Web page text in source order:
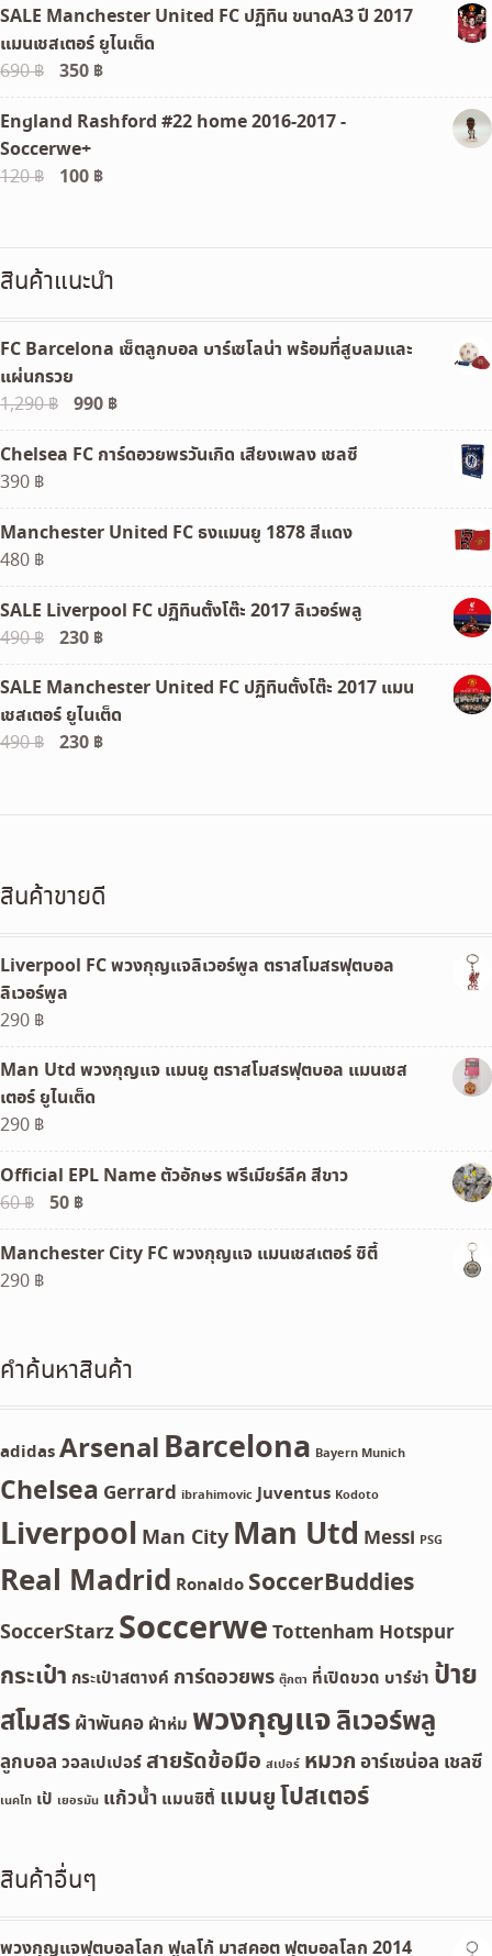
was:
690 ฿.
is:
350 ฿.
SALE Manchester United FC ปฏิทิน ขนาดA3 ปี 2017
แมนเชสเตอร์ ยูไนเต็ด
690฿
Original
price
was:
690 ฿.
350 ฿Current
price
is:
England Rashford #22 home 2016-2017 -
Soccerwe+
120฿
Original
100 ฿Current
สินค้าแนะนำ
FC Barcelona เซ็ตลูกบอล บาร์เซโลน่า พร้อมที่สูบลมและ
แผ่นกรวย
1,290฿
Original
price
was:
990 ฿Current
price
is:
Chelsea FC การ์ดอวยพรวันเกิด เสียงเพลง เชลซี
390 ฿
Manchester United FC ธงแมนยู 1878 สีแดง
480 ฿
SALE Liverpool FC ปฏิทินตั้งโต๊ะ 2017 ลิเวอร์พลู
490฿
Original
price
was:
490 ฿.
230 ฿Current
price
is:
230 ฿.
SALE Manchester United FC ปฏิทินตั้งโต๊ะ 2017 แมน
เชสเตอร์ ยูไนเต็ด
490฿
Original
230 ฿Current
สินค้าขายดี
Liverpool FC พวงกุญแจลิเวอร์พูล ตราสโมสรฟุตบอล
ลิเวอร์พูล
290 ฿
Man Utd พวงกุญแจ แมนยู ตราสโมสรฟุตบอล แมนเชส
เตอร์ ยูไนเต็ด
290 ฿
Official EPL Name ตัวอักษร พรีเมียร์ลีค สีขาว
60฿
Original
price
was:
60 ฿.
50 ฿Current
price
is:
Manchester City FC พวงกุญแจ แมนเชสเตอร์ ซิตี้
290 ฿
คำค้นหาสินค้า
adidasArsenalBarcelona Bayern Munich
Chelsea Gerrard ibrahimovic Juventus Kodoto
Liverpool Man City Man Utd Messi PSG
Real Madrid Ronaldo SoccerBuddies
SoccerStarzSoccerwe Tottenham Hotspur
กระเป๋า กระเป๋าสตางค์ การ์ดอวยพร ตุ๊กตา ที่เปิดขวด บาร์ซ่า ป้าย
สโมสร ผ้าพันคอ ผ้าห่ม พวงกุญแจลิเวอร์พลู
ลูกบอล วอลเปเปอร์สายรัดข้อมือ สเปอร์ หมวก อาร์เซน่อล เชลซี
เนคไท เป้ เยอรมัน แก้วน้ำ แมนซิตี้ แมนยูโปสเตอร์
สินค้าอื่นๆ
พวงกุญแจฟุตบอลโลก ฟูเลโก้ มาสคอต ฟุตบอลโลก 2014